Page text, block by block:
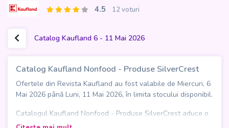
4.5 12 voturi
Catalog Kaufland 6 - 11 Mai 2026
Catalog Kaufland Nonfood - Produse SilverCrest
Ofertele din Revista Kaufland au fost valabile de Miercuri, 6
Mai 2026 până Luni, 11 Mai 2026, în limita stocului disponibil.
Catalogul Kaufland Nonfood - Produse SilverCrest aduce o
ediție de 30 de pagini dedicată celor care vor să își echipeze